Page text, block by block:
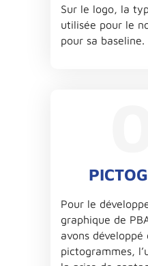
Sur le logo, la
utilisée pour le
pour sa baseline.
Pour le
graphique de
avons
pictogrammes,